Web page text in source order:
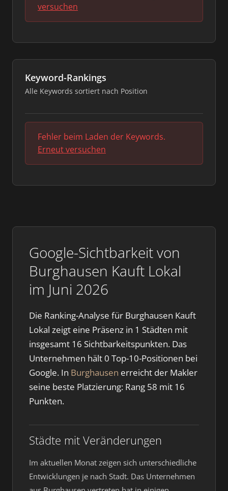
Google-Sichtbarkeit von
Burghausen Kauft Lokal
im Juni 2026
Die Ranking-Analyse für Burghausen Kauft
Lokal zeigt eine Präsenz in 1 Städten mit
insgesamt 16 Sichtbarkeitspunkten. Das
Unternehmen hält 0 Top-10-Positionen bei
Google. In Burghausen erreicht der Makler
seine beste Platzierung: Rang 58 mit 16
Punkten.
Städte mit Veränderungen
Im aktuellen Monat zeigen sich unterschiedliche
Entwicklungen je nach Stadt. Das Unternehmen
versuchen
Keyword-Rankings
Alle Keywords sortiert nach Position
Fehler beim Laden der Keywords.
Erneut versuchen